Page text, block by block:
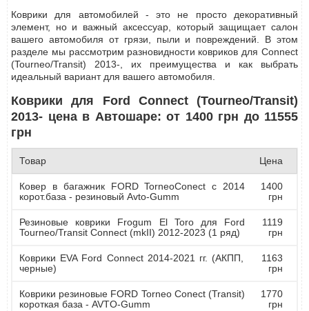
Коврики для автомобилей - это не просто декоративный
элемент, но и важный аксессуар, который защищает салон
вашего автомобиля от грязи, пыли и повреждений. В этом
разделе мы рассмотрим разновидности ковриков для Connect
(Tourneo/Transit) 2013-, их преимущества и как выбрать
идеальный вариант для вашего автомобиля.
Коврики для Ford Connect (Tourneo/Transit)
2013- цена в Автошаре: от 1400 грн до 11555
грн
Товар Цена
Ковер в багажник FORD TorneoConect с 2014
корот.база - резиновый Avto-Gumm
1400
грн
Резиновые коврики Frogum El Toro для Ford
Tourneo/Transit Connect (mkII) 2012-2023 (1 ряд)
1119
грн
Коврики EVA Ford Connect 2014-2021 гг. (АКПП,
черные)
1163
грн
Коврики резиновые FORD Torneo Conect (Transit)
короткая база - AVTO-Gumm
1770
грн